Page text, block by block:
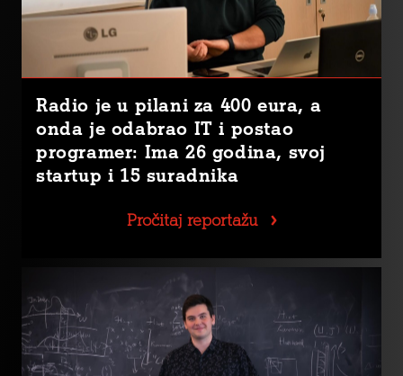
Radio je u pilani za 400 eura, a
onda je odabrao IT i postao
programer: Ima 26 godina, svoj
startup i 15 suradnika
Pročitaj reportažu